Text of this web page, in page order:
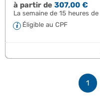
à partir de307,00 €
La semaine de 15 heures
Éligible au CPF
1